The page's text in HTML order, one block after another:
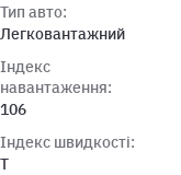
Тип авто:
Легковантажний
Індекс
навантаження:
106
Індекс швидкості:
T